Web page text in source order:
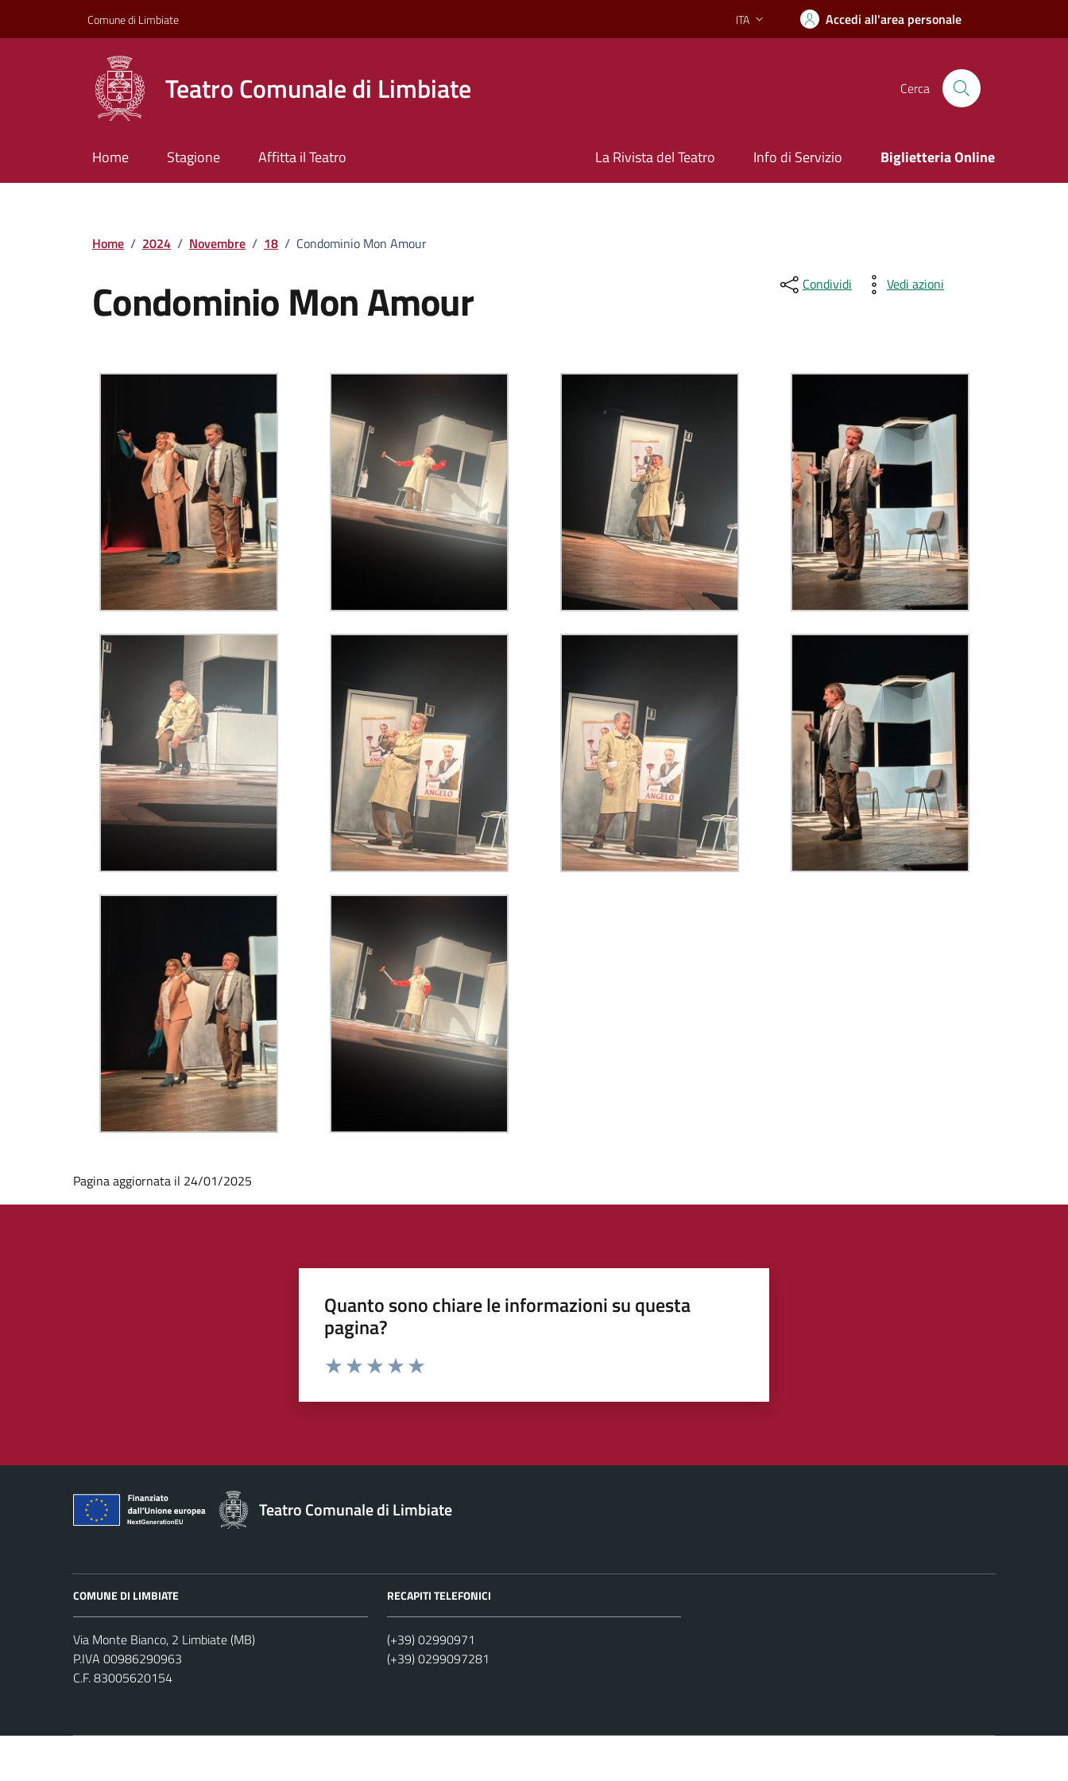
Comune di Limbiate Lingua attiva:
ITA Accedi all'area personale
Teatro Comunale di Limbiate Cerca
Home Stagione Affitta il Teatro La Rivista del Teatro Info di Servizio Biglietteria Online
Home / 2024 / Novembre / 18 / Condominio Mon Amour
Condominio Mon Amour Condividi Vedi azioni
Pagina aggiornata il 24/01/2025
Quanto sono chiare le informazioni su questa
pagina?
Teatro Comunale di Limbiate
COMUNE DI LIMBIATE
Via Monte Bianco, 2 Limbiate (MB)
P.IVA 00986290963
C.F. 83005620154
RECAPITI TELEFONICI
(+39) 02990971
(+39) 0299097281